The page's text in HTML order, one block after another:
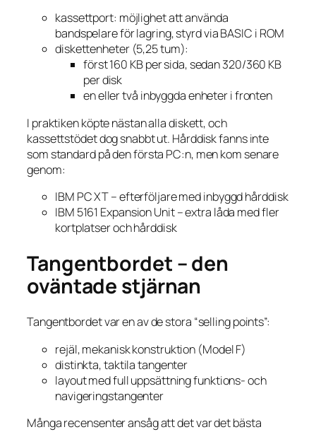
kassettport: möjlighet att använda
bandspelare för lagring, styrd via BASIC i ROM
diskettenheter (5,25 tum):
först 160 KB per sida, sedan 320/360 KB
per disk
en eller två inbyggda enheter i fronten
I praktiken köpte nästan alla diskett, och
kassettstödet dog snabbt ut. Hårddisk fanns inte
som standard på den första PC:n, men kom senare
genom:
IBM PC XT – efterföljare med inbyggd hårddisk
IBM 5161 Expansion Unit – extra låda med fler
kortplatser och hårddisk
Tangentbordet – den
oväntade stjärnan
Tangentbordet var en av de stora “selling points”:
rejäl, mekanisk konstruktion (Model F)
distinkta, taktila tangenter
layout med full uppsättning funktions- och
navigeringstangenter
Många recensenter ansåg att det var det bästa